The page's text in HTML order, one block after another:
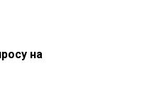
на